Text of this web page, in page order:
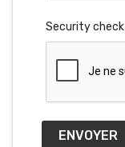
Security check